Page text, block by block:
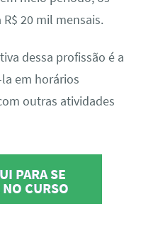
20 mil mensais.
dessa profissão é a
em horários
outras atividades
PARA SE
CURSO